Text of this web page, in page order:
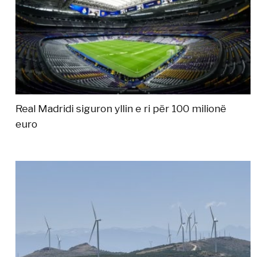
Real Madridi siguron yllin e ri për 100 milionë
euro